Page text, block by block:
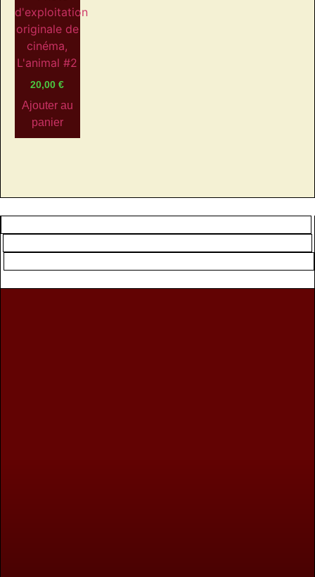
20,00€
Ajouter au
panier